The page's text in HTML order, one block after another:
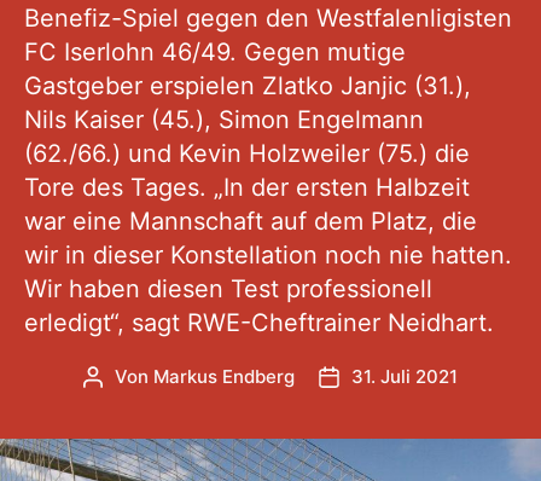
Benefiz-Spiel gegen den Westfalenligisten
FC Iserlohn 46/49. Gegen mutige
Gastgeber erspielen Zlatko Janjic (31.),
Nils Kaiser (45.), Simon Engelmann
(62./66.) und Kevin Holzweiler (75.) die
Tore des Tages. „In der ersten Halbzeit
war eine Mannschaft auf dem Platz, die
wir in dieser Konstellation noch nie hatten.
Wir haben diesen Test professionell
erledigt“, sagt RWE-Cheftrainer Neidhart.
Beitragsautor
Von Markus Endberg Veröffentlichungsdatum
31. Juli 2021